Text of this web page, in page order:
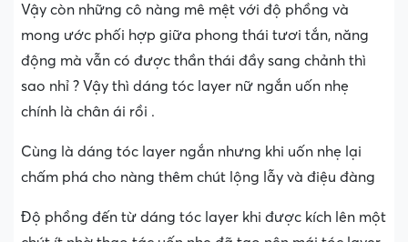
Vậy còn những cô nàng mê mệt với độ phồng và
mong ước phối hợp giữa phong thái tươi tắn, năng
động mà vẫn có được thần thái đầy sang chảnh thì
sao nhỉ ? Vậy thì dáng tóc layer nữ ngắn uốn nhẹ
chính là chân ái rồi .
Cùng là dáng tóc layer ngắn nhưng khi uốn nhẹ lại
chấm phá cho nàng thêm chút lộng lẫy và điệu đàng
Độ phồng đến từ dáng tóc layer khi được kích lên một